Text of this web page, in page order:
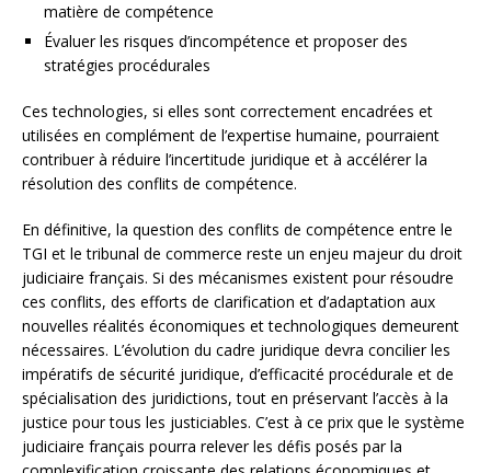
matière de compétence
Évaluer les risques d’incompétence et proposer des
stratégies procédurales
Ces technologies, si elles sont correctement encadrées et
utilisées en complément de l’expertise humaine, pourraient
contribuer à réduire l’incertitude juridique et à accélérer la
résolution des conflits de compétence.
En définitive, la question des conflits de compétence entre le
TGI et le tribunal de commerce reste un enjeu majeur du droit
judiciaire français. Si des mécanismes existent pour résoudre
ces conflits, des efforts de clarification et d’adaptation aux
nouvelles réalités économiques et technologiques demeurent
nécessaires. L’évolution du cadre juridique devra concilier les
impératifs de sécurité juridique, d’efficacité procédurale et de
spécialisation des juridictions, tout en préservant l’accès à la
justice pour tous les justiciables. C’est à ce prix que le système
judiciaire français pourra relever les défis posés par la